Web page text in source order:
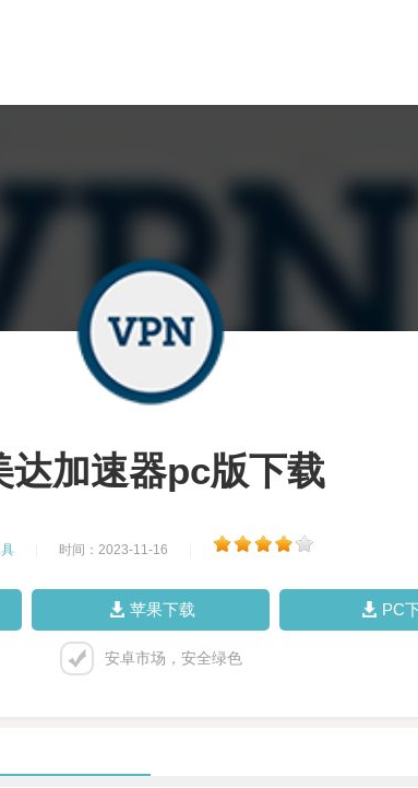
达加速器pc版下载
时间：2023-11-16
苹果下载 PC
安卓市场，安全绿色